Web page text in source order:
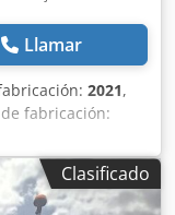
Llamar
2021,
fabricación:
(lxanxal): 622 x
TCD4.1 L-4
compactación
, modelo BW216
Clasificado